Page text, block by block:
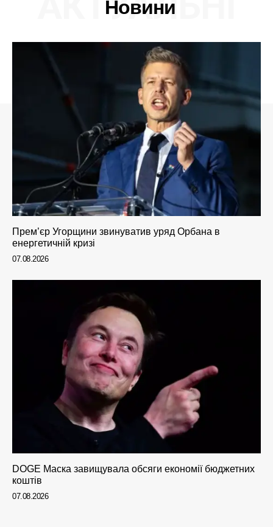
Новини
Прем’єр Угорщини звинуватив уряд Орбана в
енергетичній кризі
07.08.2026
DOGE Маска завищувала обсяги економії бюджетних
коштів
07.08.2026